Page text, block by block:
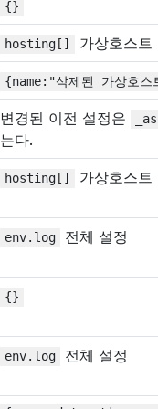
{}
hosting[] 가상호스트
{name:"삭제된 가상호스
변경된 이전 설정은
는다.
hosting[] 가상호스트
env.log 전체 설정
{}
env.log 전체 설정